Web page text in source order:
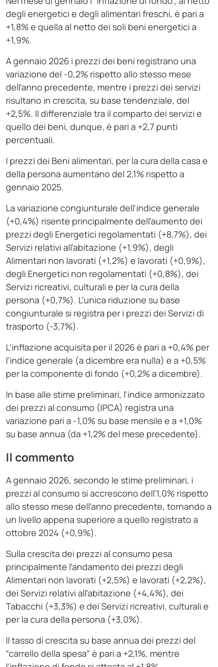
degli energetici e degli alimentari freschi, è pari a
+1,8% e quella al netto dei soli beni energetici a
+1,9%.
A gennaio 2026 i prezzi dei beni registrano una
variazione del -0,2% rispetto allo stesso mese
dell’anno precedente, mentre i prezzi dei servizi
risultano in crescita, su base tendenziale, del
+2,5%. Il differenziale tra il comparto dei servizi e
quello dei beni, dunque, è pari a +2,7 punti
percentuali.
I prezzi dei Beni alimentari, per la cura della casa e
della persona aumentano del 2,1% rispetto a
gennaio 2025.
La variazione congiunturale dell’indice generale
(+0,4%) risente principalmente dell’aumento dei
prezzi degli Energetici regolamentati (+8,7%), dei
Servizi relativi all’abitazione (+1,9%), degli
Alimentari non lavorati (+1,2%) e lavorati (+0,9%),
degli Energetici non regolamentati (+0,8%), dei
Servizi ricreativi, culturali e per la cura della
persona (+0,7%). L’unica riduzione su base
congiunturale si registra per i prezzi dei Servizi di
trasporto (-3,7%).
L’inflazione acquisita per il 2026 è pari a +0,4% per
l’indice generale (a dicembre era nulla) e a +0,5%
per la componente di fondo (+0,2% a dicembre).
In base alle stime preliminari, l’indice armonizzato
dei prezzi al consumo (IPCA) registra una
variazione pari a -1,0% su base mensile e a +1,0%
su base annua (da +1,2% del mese precedente).
Il commento
A gennaio 2026, secondo le stime preliminari, i
prezzi al consumo si accrescono dell’1,0% rispetto
allo stesso mese dell’anno precedente, tornando a
un livello appena superiore a quello registrato a
ottobre 2024 (+0,9%).
Sulla crescita dei prezzi al consumo pesa
principalmente l’andamento dei prezzi degli
Alimentari non lavorati (+2,5%) e lavorati (+2,2%),
dei Servizi relativi all’abitazione (+4,4%), dei
Tabacchi (+3,3%) e dei Servizi ricreativi, culturali e
per la cura della persona (+3,0%).
Il tasso di crescita su base annua dei prezzi del
“carrello della spesa” è pari a +2,1%, mentre